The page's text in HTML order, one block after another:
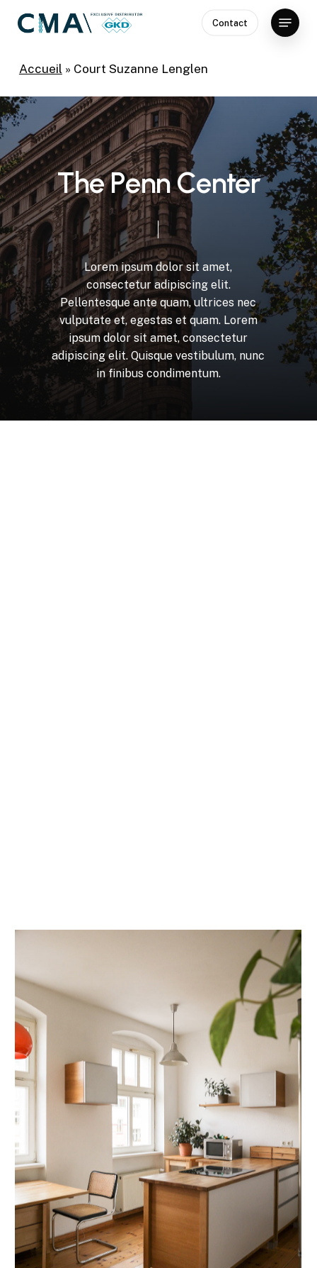
content
Contact
Menu
Accueil » Court Suzanne Lenglen
ThePennCenter
Lorem ipsum dolor sit amet,
consectetur adipiscing elit.
Pellentesque ante quam, ultrices nec
vulputate et, egestas et quam. Lorem
ipsum dolor sit amet, consectetur
adipiscing elit. Quisque vestibulum, nunc
in finibus condimentum.